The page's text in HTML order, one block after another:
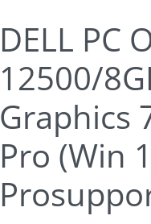
DELL PC
12500/
Graphics
Pro (Win